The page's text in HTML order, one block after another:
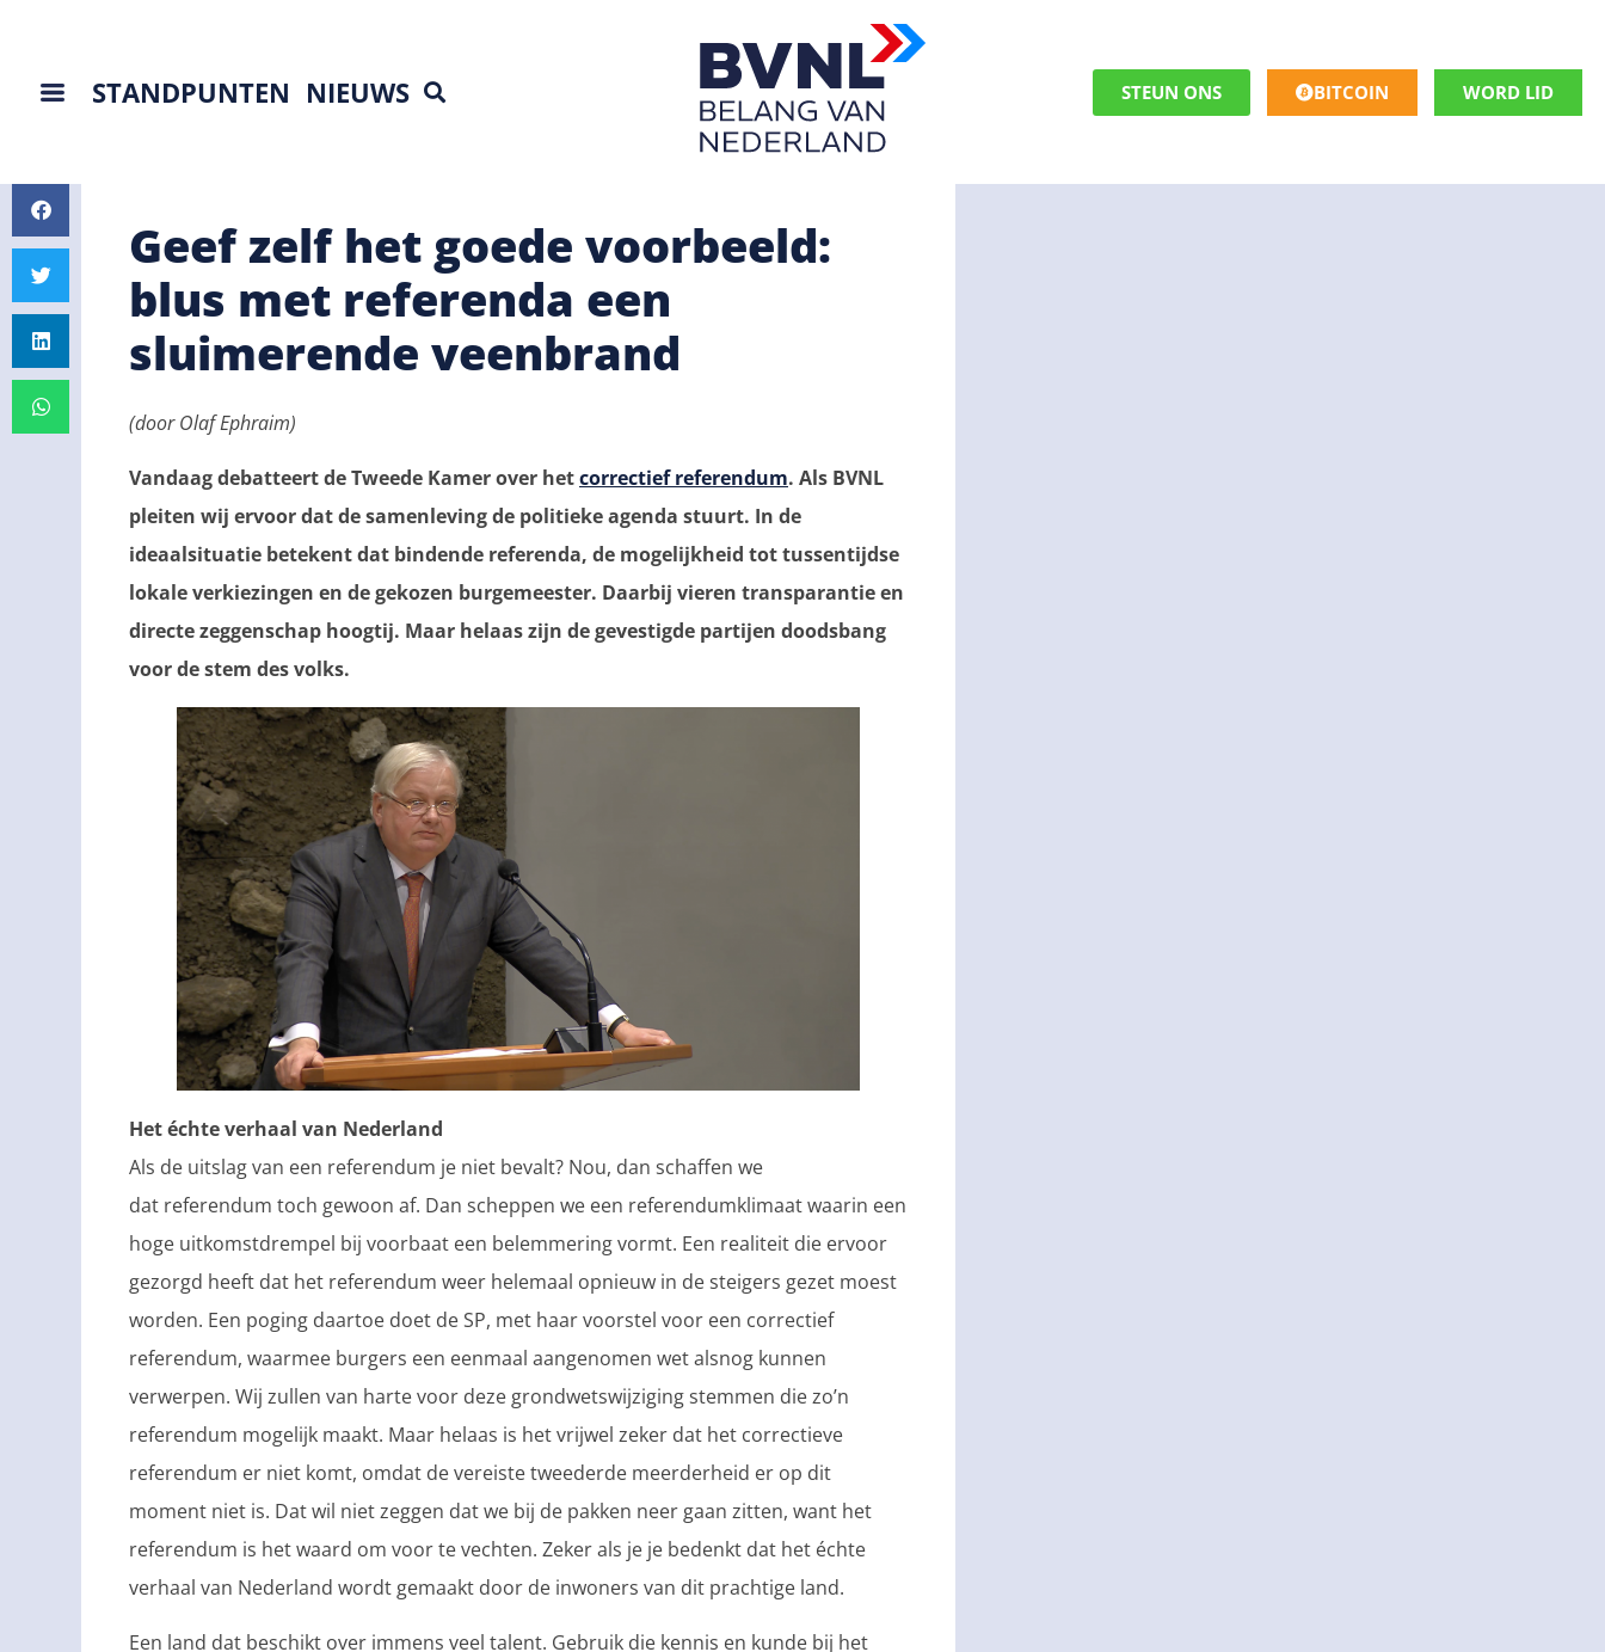
STANDPUNTEN NIEUWS STEUN ONS BITCOIN WORD LID
Geef zelf het goede voorbeeld:
blus met referenda een
sluimerende veenbrand
(door Olaf Ephraim)
Vandaag debatteert de Tweede Kamer over hetcorrectief referendum. Als BVNL
pleiten wij ervoor dat de samenleving de politieke agenda stuurt. In de
ideaalsituatie betekent dat bindende referenda, de mogelijkheid tot tussentijdse
lokale verkiezingen en de gekozen burgemeester. Daarbij vieren transparantie en
directe zeggenschap hoogtij. Maar helaas zijn de gevestigde partijen doodsbang
voor de stem des volks.
Het échte verhaal van Nederland
Als de uitslag van een referendum je niet bevalt? Nou, dan schaffen we
dat referendum toch gewoon af. Dan scheppen we een referendumklimaat waarin een
hoge uitkomstdrempel bij voorbaat een belemmering vormt. Een realiteit die ervoor
gezorgd heeft dat het referendum weer helemaal opnieuw in de steigers gezet moest
worden. Een poging daartoe doet de SP, met haar voorstel voor een correctief
referendum, waarmee burgers een eenmaal aangenomen wet alsnog kunnen
verwerpen. Wij zullen van harte voor deze grondwetswijziging stemmen die zo’n
referendum mogelijk maakt. Maar helaas is het vrijwel zeker dat het correctieve
referendum er niet komt, omdat de vereiste tweederde meerderheid er op dit
moment niet is. Dat wil niet zeggen dat we bij de pakken neer gaan zitten, want het
referendum is het waard om voor te vechten. Zeker als je je bedenkt dat het échte
verhaal van Nederland wordt gemaakt door de inwoners van dit prachtige land.
Een land dat beschikt over immens veel talent. Gebruik die kennis en kunde bij het